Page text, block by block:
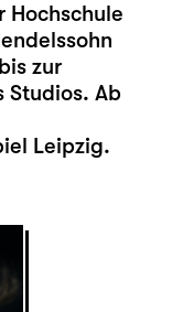
Hochschule
zur
Ab
Leipzig.